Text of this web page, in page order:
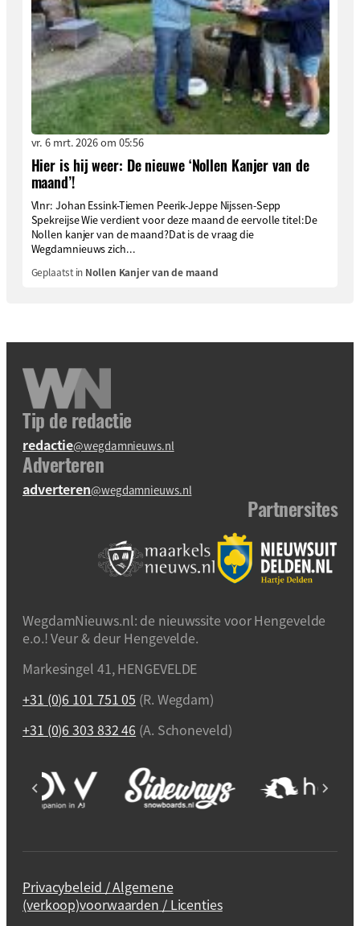
vr. 6 mrt. 2026 om 05:56
Hier is hij weer: De nieuwe ‘Nollen Kanjer van de
maand’!
Vlnr: Johan Essink-Tiemen Peerik-Jeppe Nijssen-Sepp
Spekreijse Wie verdient voor deze maand de eervolle titel:De
Nollen kanjer van de maand?Dat is de vraag die
Wegdamnieuws zich...
Geplaatst in Nollen Kanjer van de maand
Tip de redactie
redactie@wegdamnieuws.nl
Adverteren
adverteren@wegdamnieuws.nl
Partnersites
WegdamNieuws.nl: de nieuwssite voor Hengevelde
e.o.! Veur & deur Hengevelde.
Markesingel 41, HENGEVELDE
+31 (0)6 101 751 05 (R. Wegdam)
+31 (0)6 303 832 46 (A. Schoneveld)
Privacybeleid / Algemene
(verkoop)voorwaarden / Licenties